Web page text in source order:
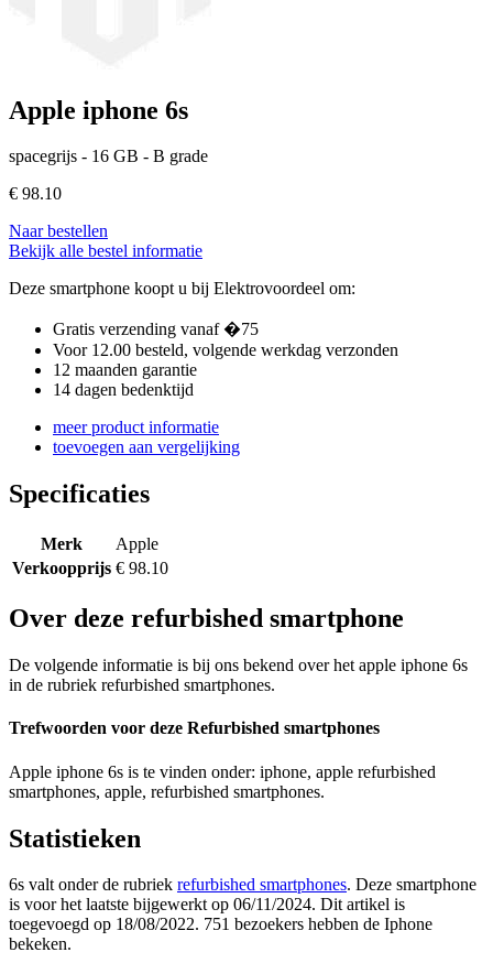
Apple iphone 6s
spacegrijs - 16 GB - B grade
€ 98.10
Naar bestellen
Bekijk alle bestel informatie
Deze smartphone koopt u bij Elektrovoordeel om:
Gratis verzending vanaf �75
Voor 12.00 besteld, volgende werkdag verzonden
12 maanden garantie
14 dagen bedenktijd
meer product informatie
toevoegen aan vergelijking
Specificaties
Merk
Apple
Verkoopprijs € 98.10
Over deze refurbished smartphone
De volgende informatie is bij ons bekend over het apple iphone 6s
in de rubriek refurbished smartphones.
Trefwoorden voor deze Refurbished smartphones
Apple iphone 6s is te vinden onder: iphone, apple refurbished
smartphones, apple, refurbished smartphones.
Statistieken
6s valt onder de rubriek refurbished smartphones. Deze smartphone
is voor het laatste bijgewerkt op 06/11/2024. Dit artikel is
toegevoegd op 18/08/2022. 751 bezoekers hebben de Iphone
bekeken.